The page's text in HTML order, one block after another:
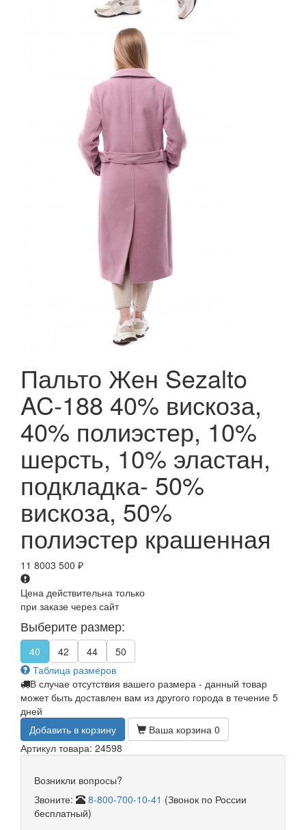
Пальто Жен Sezalto
AC-188 40% вискоза,
40% полиэстер, 10%
шерсть, 10% эластан,
подкладка- 50%
вискоза, 50%
полиэстер крашенная
11 8003 500 ₽
Цена действительна только
при заказе через сайт
Выберите размер:
40 42 44
50
Таблица размеров
В случае отсутствия вашего размера - данный товар
может быть доставлен вам из другого города в течение 5
дней
Добавить в корзину
Ваша корзина 0
Артикул товара: 24598
Возникли вопросы?
Звоните:
8-800-700-10-41 (Звонок по России
бесплатный)